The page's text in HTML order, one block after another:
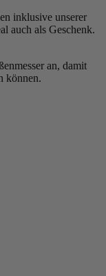
inklusive unserer
auch als Geschenk.
an, damit
können.